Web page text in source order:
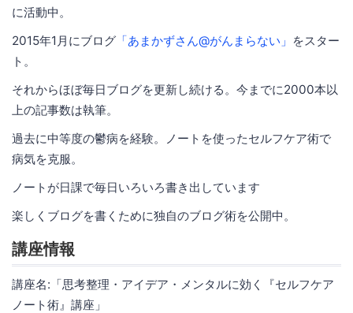
に活動中。
2015年1月にブログ 「あまかずさん@がんまらない」 をスター
ト。
それからほぼ毎日ブログを更新し続ける。今までに2000本以
上の記事数は執筆。
過去に中等度の鬱病を経験。ノートを使ったセルフケア術で
病気を克服。
ノートが日課で毎日いろいろ書き出しています
楽しくブログを書くために独自のブログ術を公開中。
講座情報
講座名:「思考整理・アイデア・メンタルに効く『セルフケア
ノート術』講座」